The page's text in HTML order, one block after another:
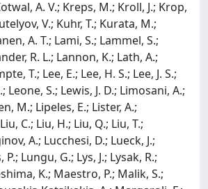
A. V.; Kreps, M.; Kroll, J.; Krop,
V.; Kuhr, T.; Kurata, M.;
A. T.; Lami, S.; Lammel, S.;
R. L.; Lannon, K.; Lath, A.;
T.; Lee, E.; Lee, H. S.; Lee, J. S.;
Leone, S.; Lewis, J. D.; Limosani, A.;
M.; Lipeles, E.; Lister, A.;
C.; Liu, H.; Liu, Q.; Liu, T.;
A.; Lucchesi, D.; Lueck, J.;
Lungu, G.; Lys, J.; Lysak, R.;
K.; Maestro, P.; Malik, S.;